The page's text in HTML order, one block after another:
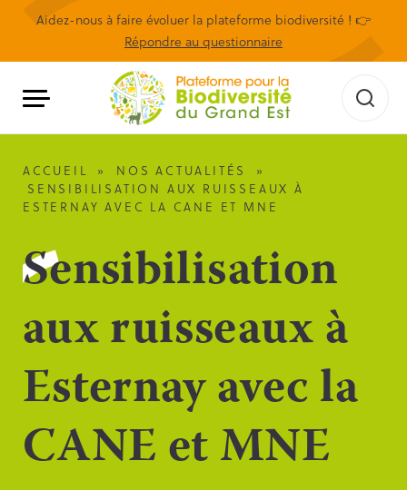
Aidez-nous à faire évoluer la plateforme biodiversité ! 👉
Répondre au questionnaire
ACCUEIL » NOS ACTUALITÉS
»
SENSIBILISATION AUX RUISSEAUX À
ESTERNAY AVEC LA CANE ET MNE
Sensibilisation
aux ruisseaux à
Esternay avec la
CANE et MNE